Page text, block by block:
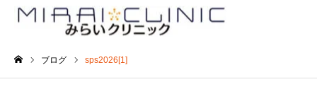
ブログ sps2026[1]